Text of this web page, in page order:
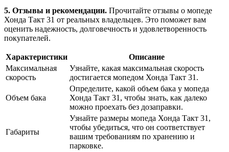
5. Отзывы и рекомендации. Прочитайте отзывы о мопеде
Хонда Такт 31 от реальных владельцев. Это поможет вам
оценить надежность, долговечность и удовлетворенность
покупателей.
Характеристики
Описание
Максимальная
скорость
Узнайте, какая максимальная скорость
достигается мопедом Хонда Такт 31.
Объем бака
Определите, какой объем бака у мопеда
Хонда Такт 31, чтобы знать, как далеко
можно проехать без дозаправки.
Габариты
Узнайте размеры мопеда Хонда Такт 31,
чтобы убедиться, что он соответствует
вашим требованиям по хранению и
парковке.